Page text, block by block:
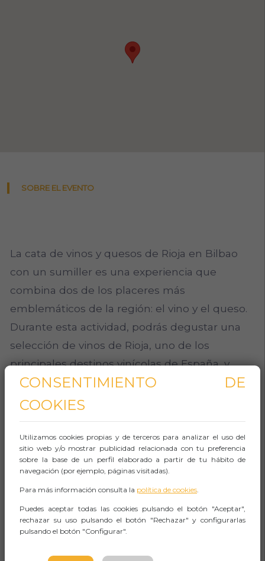
SOBRE EL EVENTO
La cata de vinos y quesos de Rioja en Bilbao
con un sumiller es una experiencia que
combina dos de los placeres más
emblemáticos de la región: el vino y el queso.
Durante esta actividad, podrás degustar una
selección de vinos de Rioja, uno de los
principales destinos vinícolas de España, y
acompañarlos con una variedad de quesos
locales.
degustación, proporcionando información
sobre los sabores, aromas y características de
conocimiento sobre el vino y el queso, así
como para aquellos que simplemente quieren
disfrutar de una velada deliciosa en un
CONSENTIMIENTO DE
COOKIES
Utilizamos cookies propias y de terceros para analizar el uso del
sitio web y/o mostrar publicidad relacionada con tu preferencia
sobre la base de un perfil elaborado a partir de tu hábito de
navegación (por ejemplo, páginas visitadas).
Para más información consulta la política de cookies
Puedes aceptar todas las cookies pulsando el botón "Aceptar",
rechazar su uso pulsando el botón "Rechazar" y configurarlas
pulsando el botón "Configurar".